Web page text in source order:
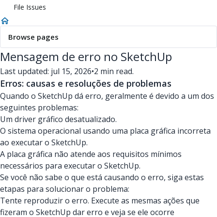
File Issues
Browse pages
Mensagem de erro no SketchUp
Last updated: jul 15, 2026•2 min read.
Erros: causas e resoluções de problemas
Quando o SketchUp dá erro, geralmente é devido a um dos
seguintes problemas:
Um driver gráfico desatualizado.
O sistema operacional usando uma placa gráfica incorreta
ao executar o SketchUp.
A placa gráfica não atende aos requisitos mínimos
necessários para executar o SketchUp.
Se você não sabe o que está causando o erro, siga estas
etapas para solucionar o problema:
Tente reproduzir o erro. Execute as mesmas ações que
fizeram o SketchUp dar erro e veja se ele ocorre